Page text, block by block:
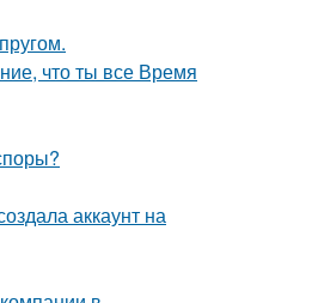
что ты все Время
аккаунт на